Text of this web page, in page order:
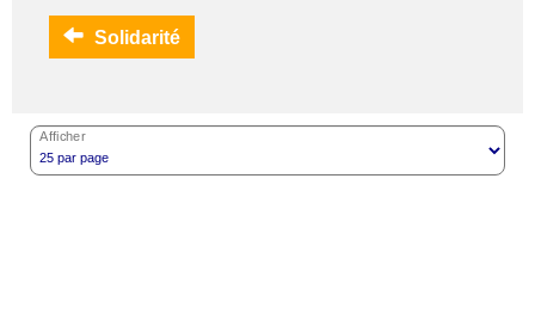
Solidarité
Afficher